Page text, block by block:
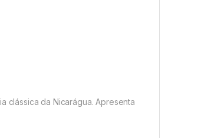
clássica da Nicarágua. Apresenta